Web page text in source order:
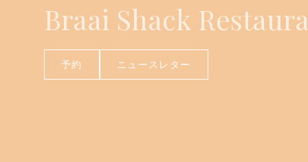
Braai Shack
予約 ニュースレター